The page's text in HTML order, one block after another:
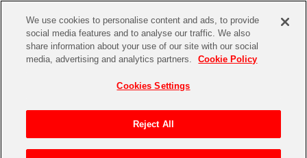
CHANNEL STORE EVENT
アイドルマスターシリーズ
アイドルマスター
イベントグッズ
トイ・ホビー
We use cookies to personalise content and ads, to provide
social media features and to analyse our traffic. We also
share information about your use of our site with our social
media, advertising and analytics partners.
Cookie Policy
Cookies Settings
Reject All